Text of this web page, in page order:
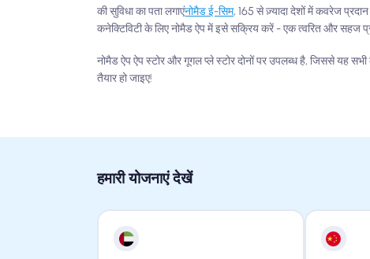
की सुविधा का पता लगाएंनोमैड ई-सिम, 165 से ज़्यादा देशों में कवरेज
कनेक्टिविटी के लिए नोमैड ऐप में इसे सक्रिय करें - एक त्वरित और सहज
नोमैड ऐप ऐप स्टोर और गूगल प्ले स्टोर दोनों पर उपलब्ध है, जिससे यह
तैयार हो जाइए!
हमारी योजनाएं देखें